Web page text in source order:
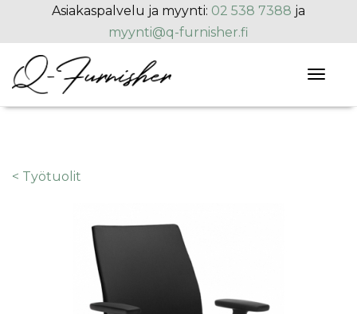
Hyppää pääsisältöön
Asiakaspalvelu ja myynti: 02 538 7388 ja
myynti@q-furnisher.fi
< Työtuolit